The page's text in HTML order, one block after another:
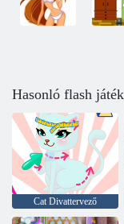
Hasonló flash
Cat Divattervező